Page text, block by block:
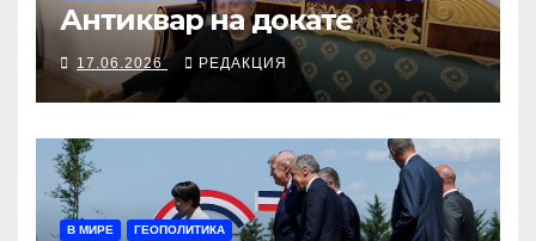
Антиквар на докате
17.06.2026 РЕДАКЦИЯ
В МИРЕ ГЕОПОЛИТИКА